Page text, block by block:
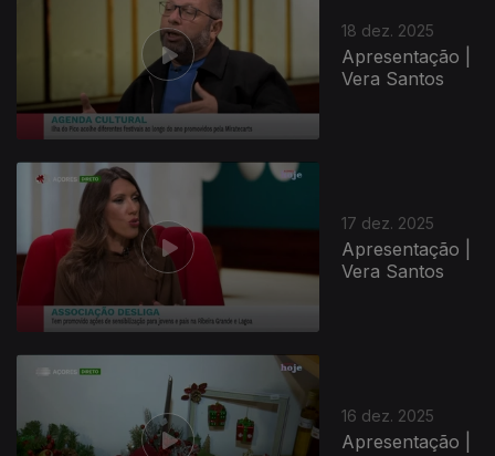
18 dez. 2025
Apresentação |
Vera Santos
17 dez. 2025
Apresentação |
Vera Santos
16 dez. 2025
Apresentação |
896475